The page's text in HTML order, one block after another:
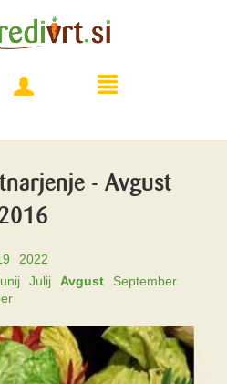
- Avgust
2022
Julij Avgust
September